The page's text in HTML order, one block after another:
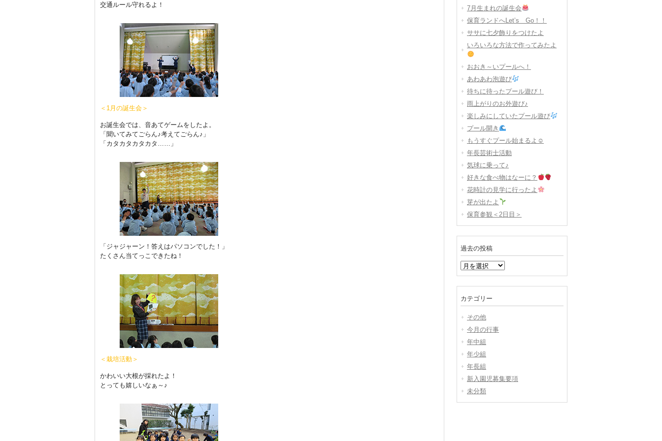
交通ルール守れるよ！
＜1月の誕生会＞
お誕生会では、音あてゲームをしたよ。
「聞いてみてごらん♪考えてごらん♪」
「カタカタカタカタ……」
「ジャジャーン！答えはパソコンでした！」
たくさん当てっこできたね！
＜栽培活動＞
かわいい大根が採れたよ！
とっても嬉しいなぁ～♪
7月生まれの誕生会
保育ランドへLet’s Go！！
ササに七夕飾りをつけたよ
いろいろな方法で作ってみたよ
おおき～いプールへ！
あわあわ泡遊び
待ちに待ったプール遊び！
雨上がりのお外遊び♪
楽しみにしていたプール遊び
プール開き
もうすぐプール始まるよ☺
年長芸術士活動
気球に乗って♪
好きな食べ物はなーに？
花時計の見学に行ったよ
芽が出たよ
保育参観＜2日目＞
過去の投稿
過
去
稿
カテゴリー
その他
今月の行事
年中組
年少組
年長組
新入園児募集要項
未分類